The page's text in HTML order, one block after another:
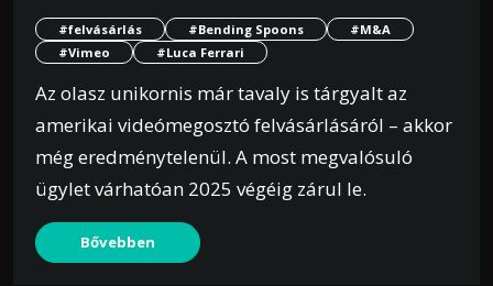
#felvásárlás #Bending Spoons
#M&A
#Vimeo
#Luca Ferrari
Az olasz unikornis már tavaly is tárgyalt az
amerikai videómegosztó felvásárlásáról – akkor
még eredménytelenül. A most megvalósuló
ügylet várhatóan 2025 végéig zárul le.
Bővebben